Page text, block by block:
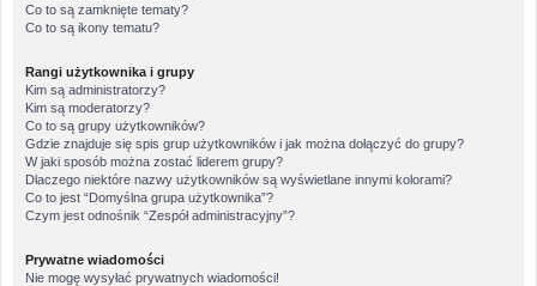
Co to są zamknięte tematy?
Co to są ikony tematu?
Rangi użytkownika i grupy
Kim są administratorzy?
Kim są moderatorzy?
Co to są grupy użytkowników?
Gdzie znajduje się spis grup użytkowników i jak można dołączyć do grupy?
W jaki sposób można zostać liderem grupy?
Dlaczego niektóre nazwy użytkowników są wyświetlane innymi kolorami?
Co to jest “Domyślna grupa użytkownika”?
Czym jest odnośnik “Zespół administracyjny”?
Prywatne wiadomości
Nie mogę wysyłać prywatnych wiadomości!